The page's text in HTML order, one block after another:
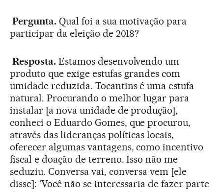
Pergunta. Qual foi a sua motivação para
participar da eleição de 2018?
Resposta.Estamos desenvolvendo um
produto que exige estufas grandes com
umidade reduzida. Tocantins é uma estufa
natural. Procurando o melhor lugar para
instalar [a nova unidade de produção],
conheci o Eduardo Gomes, que procurou,
através das lideranças políticas locais,
oferecer algumas vantagens, como incentivo
fiscal e doação de terreno. Isso não me
seduziu. Conversa vai, conversa vem [ele
disse]: ‘Você não se interessaria de fazer parte